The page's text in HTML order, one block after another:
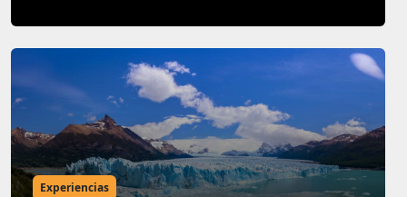
Experiencias